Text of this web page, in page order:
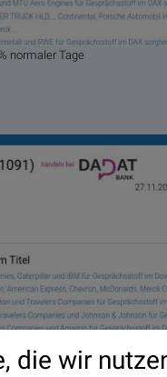
normaler Tage
die wir